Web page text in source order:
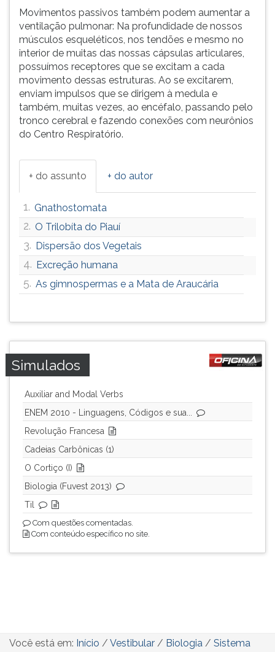
Movimentos passivos também podem aumentar a
ventilação pulmonar: Na profundidade de nossos
músculos esqueléticos, nos tendões e mesmo no
interior de muitas das nossas cápsulas articulares,
possuímos receptores que se excitam a cada
movimento dessas estruturas. Ao se excitarem,
enviam impulsos que se dirigem à medula e
também, muitas vezes, ao encéfalo, passando pelo
tronco cerebral e fazendo conexões com neurônios
do Centro Respiratório.
+ do assunto + do autor
1. Gnathostomata
2. O Trilobíta do Piauí
3. Dispersão dos Vegetais
4. Excreção humana
5. As gimnospermas e a Mata de Araucária
Simulados
Auxiliar and Modal Verbs
ENEM 2010 - Linguagens, Códigos e sua...
Revolução Francesa
Cadeias Carbônicas (1)
O Cortiço (I)
Biologia (Fuvest 2013)
Til
Com questões comentadas.
Com conteúdo específico no site.
Você está em: Início / Vestibular / Biologia / Sistema